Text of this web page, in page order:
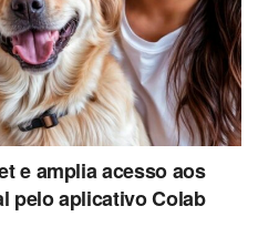
e amplia acesso aos
pelo aplicativo Colab